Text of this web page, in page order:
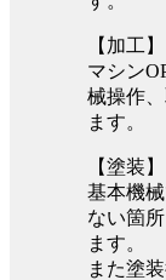
【加工】
マシン
械操作
ます。
【塗装】
基本機
ない箇
ます。
また塗